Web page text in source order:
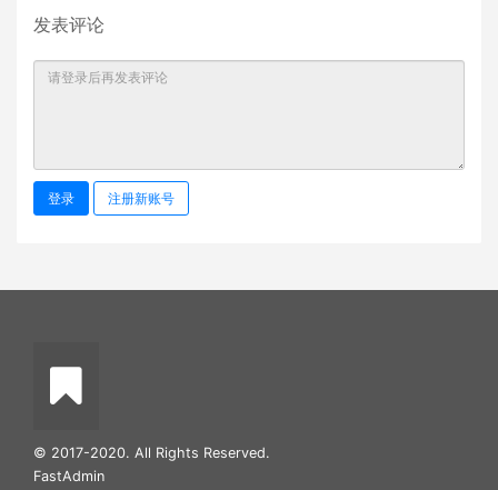
发表评论
登录 注册新账号
© 2017-2020. All Rights Reserved.
FastAdmin